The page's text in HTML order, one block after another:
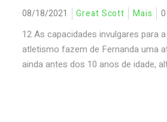
08/18/2021 Great Scott Mais
12 As capacidades invulgares para
atletismo fazem de Fernanda uma
ainda antes dos 10 anos de idade,